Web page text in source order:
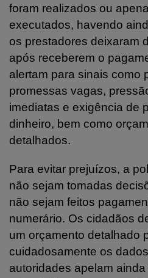
foram realizados ou
executados, havendo
os prestadores deixaram
após receberem o
alertam para sinais como
promessas vagas,
imediatas e exigência de
dinheiro, bem como
detalhados.
Para evitar prejuízos, a
não sejam tomadas
não sejam feitos
numerário. Os cidadãos
um orçamento detalhado
cuidadosamente os
autoridades apelam